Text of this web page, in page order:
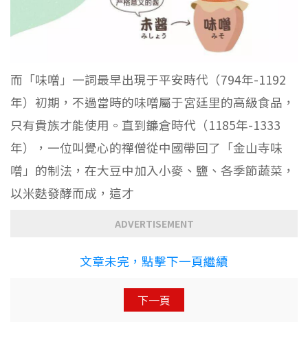
而「味噌」一詞最早出現于平安時代（794年-1192
年）初期，不過當時的味噌屬于宮廷里的高級食品，
只有貴族才能使用。直到鐮倉時代（1185年-1333
年），一位叫覺心的禪僧從中國帶回了「金山寺味
噌」的制法，在大豆中加入小麥、鹽、各季節蔬菜，
以米麩發酵而成，這才
ADVERTISEMENT
文章未完，點擊下一頁繼續
下一頁